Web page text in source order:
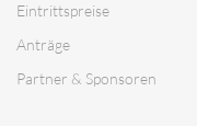
Eintrittspreise
Anträge
Partner & Sponsoren